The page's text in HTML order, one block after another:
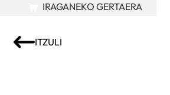
ITZULI
IRAGANEKO GERTAERA